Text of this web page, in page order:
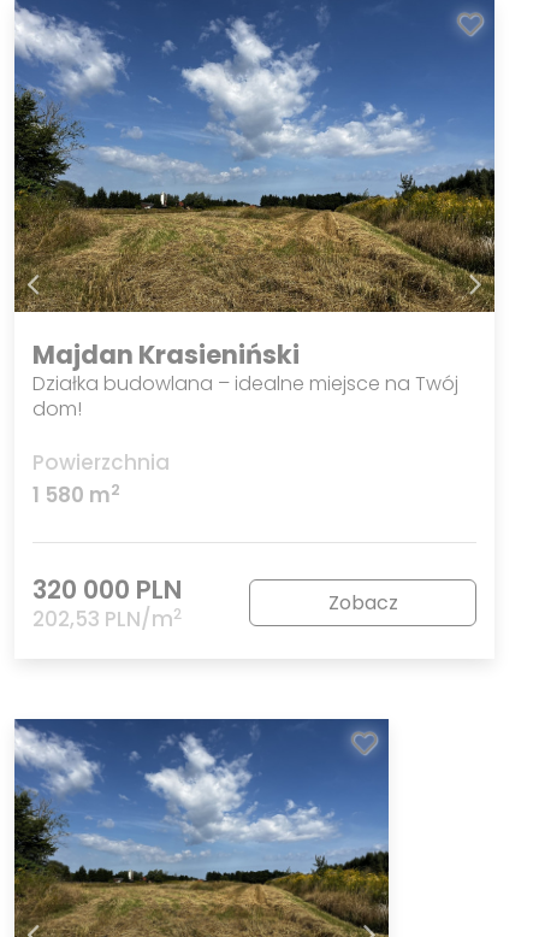
Majdan Krasieniński
Działka budowlana – idealne miejsce na Twój
dom!
Powierzchnia
1 580 m2
320 000 PLN
202,53 PLN/m2 Zobacz